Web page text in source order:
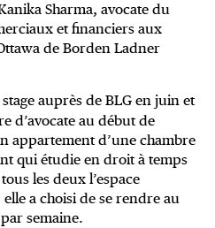
Sharma, avocate du
et financiers aux
de Borden Ladner
auprès de BLG en juin et
d’avocate au début de
appartement d’une chambre
qui étudie en droit à temps
les deux l’espace
a choisi de se rendre au
semaine.